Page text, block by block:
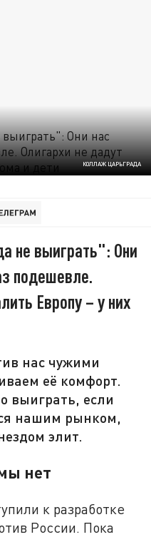
КОЛЛАЖ ЦАРЬГРАДА
не выиграть": Они
подешевле.
Европу – у них
нас чужими
её комфорт.
выиграть, если
нашим рынком,
элит.
нет
к разработке
России. Пока